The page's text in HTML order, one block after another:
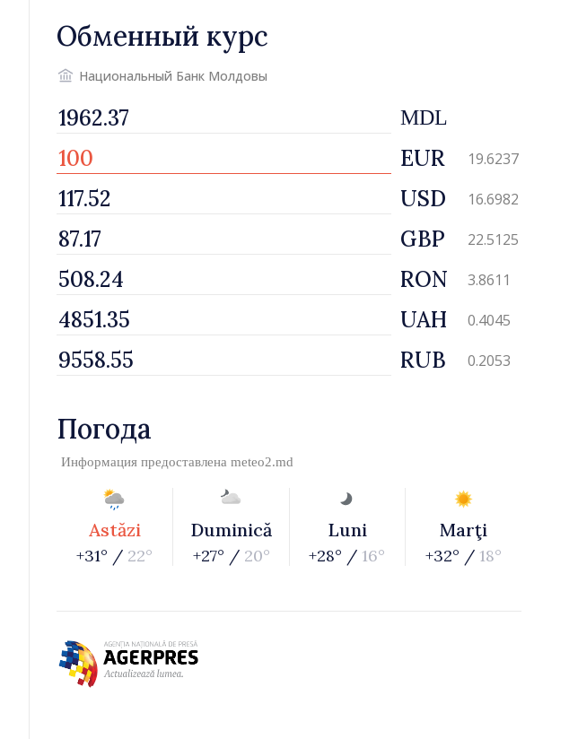
Обменный курс
Национальный Банк Молдовы
MDL
EUR 19.6237
USD 16.6982
GBP 22.5125
RON 3.8611
UAH 0.4045
RUB 0.2053
Погода
Информация предоставлена meteo2.md
Astăzi
+31° / 22°
Duminică
+27° / 20°
Luni
+28° / 16°
Marţi
+32° / 18°